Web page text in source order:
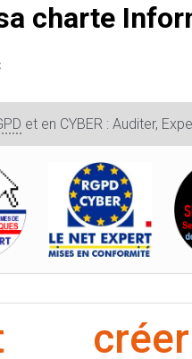
charte
et en CYBER : Auditer,